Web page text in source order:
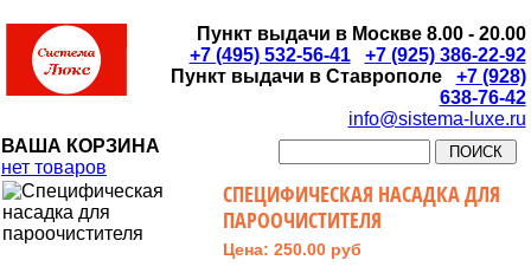
Пункт выдачи в Москве 8.00 - 20.00
+7 (495) 532-56-41
+7 (925) 386-22-92
Пункт выдачи в Ставрополе
+7 (928)
638-76-42
info@sistema-luxe.ru
ВАША КОРЗИНА
нет товаров
СПЕЦИФИЧЕСКАЯ НАСАДКА ДЛЯ
ПАРООЧИСТИТЕЛЯ
Цена: 250.00 руб